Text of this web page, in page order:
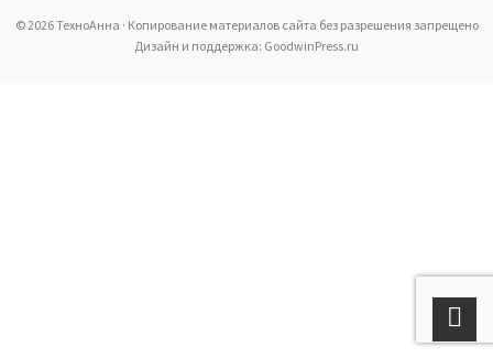
© 2026 ТехноАнна · Копирование материалов сайта без разрешения запрещено
Дизайн и поддержка: GoodwinPress.ru